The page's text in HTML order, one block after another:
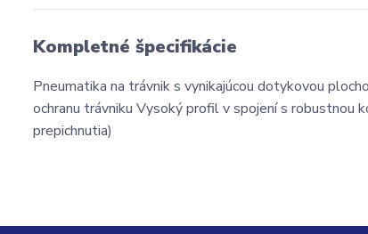
Kompletné špecifikácie
Pneumatika na trávnik s vynikajúcou dotykovou
ochranu trávniku Vysoký profil v spojení s robustnou
prepichnutia)